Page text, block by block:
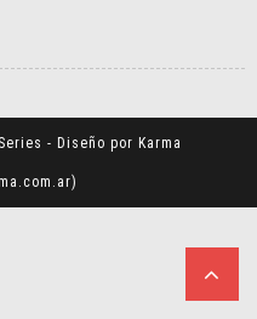
- Diseño por Karma
)